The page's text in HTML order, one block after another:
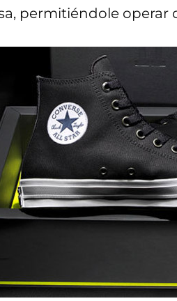
permitiéndole operar